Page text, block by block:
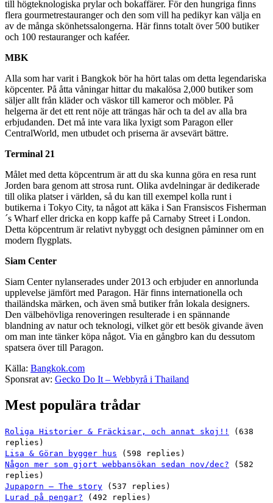
till högteknologiska prylar och bokaffärer. För den hungriga finns
flera gourmetrestauranger och den som vill ha pedikyr kan välja en
av de många skönhetssalongerna. Här finns totalt över 500 butiker
och 100 restauranger och kaféer.
MBK
Alla som har varit i Bangkok bör ha hört talas om detta legendariska
köpcenter. På åtta våningar hittar du makalösa 2,000 butiker som
säljer allt från kläder och väskor till kameror och möbler. På
helgerna är det ett rent nöje att trängas här och ta del av alla bra
erbjudanden. Det må inte vara lika lyxigt som Paragon eller
CentralWorld, men utbudet och priserna är avsevärt bättre.
Terminal 21
Målet med detta köpcentrum är att du ska kunna göra en resa runt
Jorden bara genom att strosa runt. Olika avdelningar är dedikerade
till olika platser i världen, så du kan till exempel kolla runt i
butikerna i Tokyo City, ta något att käka i San Fransiscos Fisherman
´s Wharf eller dricka en kopp kaffe på Carnaby Street i London.
Detta köpcentrum är relativt nybyggt och designen påminner om en
modern flygplats.
Siam Center
Siam Center nylanserades under 2013 och erbjuder en annorlunda
upplevelse jämfört med Paragon. Här finns internationella och
thailändska märken, och även små butiker från lokala designers.
Den välbehövliga renoveringen resulterade i en spännande
blandning av natur och teknologi, vilket gör ett besök givande även
om man inte tänker köpa något. Via en gångbro kan du dessutom
spatsera över till Paragon.
Källa: Bangkok.com
Sponsrat av: Gecko Do It – Webbyrå i Thailand
Mest populära trådar
Roliga Historier & Fräckisar, och annat skoj!!
(638
replies)
Lisa & Göran bygger hus (598 replies)
Någon mer som gjort webbansökan sedan nov/dec? (582
replies)
Jupaporn – The story (537 replies)
Lurad på pengar? (492 replies)